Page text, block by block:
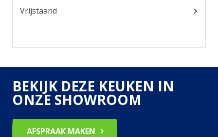
Vrijstaand
BEKIJK DEZE KEUKEN IN
ONZE SHOWROOM
AFSPRAAK MAKEN